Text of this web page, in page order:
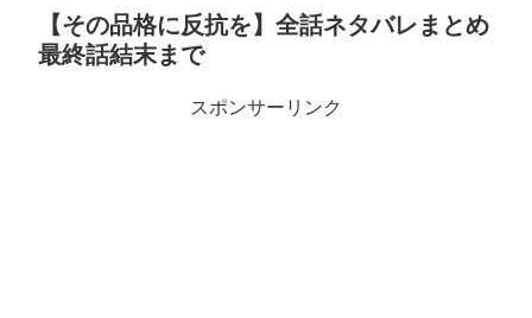
【その品格に反抗を】全話ネタバレまとめ
最終話結末まで
スポンサーリンク